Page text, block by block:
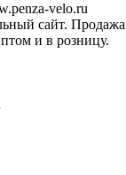
velo.ru
сайт. Продажа
и в розницу.